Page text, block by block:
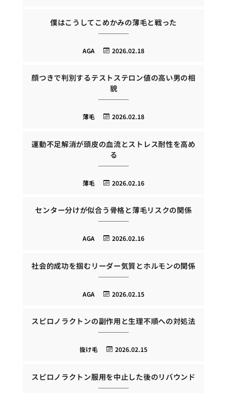
僕はこうしてこめかみの薄毛と戦った
2026.02.18
AGA
顔つきで判別するテストステロン値の高い男の相
貌
2026.02.18
薄毛
運動不足解消が頭皮の血流とストレス耐性を高め
る
2026.02.16
薄毛
センター分けが似合う骨格と薄毛リスクの関係
2026.02.16
AGA
社会的成功を掴むリーダー気質とホルモンの関係
2026.02.15
AGA
スピロノラクトンの副作用と生理不順への対処法
2026.02.15
抜け毛
スピロノラクトン服用を中止した後のリバウンド